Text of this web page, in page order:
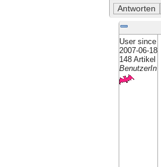
User since
2007-06-18
148 Artikel
BenutzerIn